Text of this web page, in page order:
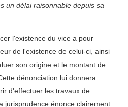
un délai raisonnable depuis sa
l'existence du vice a pour
de l'existence de celui-ci, ainsi
son origine et le montant de
dénonciation lui donnera
d'effectuer les travaux de
jurisprudence énonce clairement